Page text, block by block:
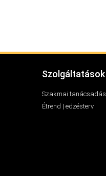
Szolgáltatások
Szakmai tanácsadás
Étrend | edzésterv